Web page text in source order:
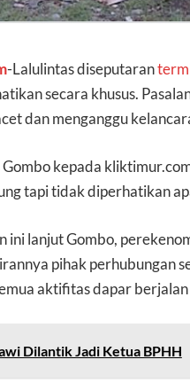
-Lalulintas diseputaran
secara khusus.
dan menganggu
Gombo kepada
tapi tidak diperhatikan
ini lanjut Gombo,
pihak perhubungan
aktifitas dapar
Dilantik Jadi Ketua BPHH